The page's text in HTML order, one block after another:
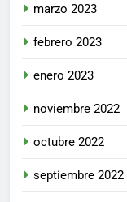
marzo 2023
febrero 2023
enero 2023
noviembre 2022
octubre 2022
septiembre 2022